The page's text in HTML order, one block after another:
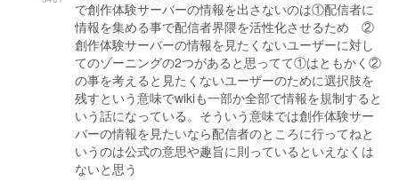
で創作体験サーバーの情報を出さないのは①配信者に
情報を集める事で配信者界隈を活性化させるため ②
創作体験サーバーの情報を見たくないユーザーに対し
てのゾーニングの2つがあると思ってて①はともかく②
の事を考えると見たくないユーザーのために選択肢を
残すという意味でwikiも一部か全部で情報を規制すると
いう話になっている。そういう意味では創作体験サー
バーの情報を見たいなら配信者のところに行ってねと
いうのは公式の意思や趣旨に則っているといえなくは
ないと思う